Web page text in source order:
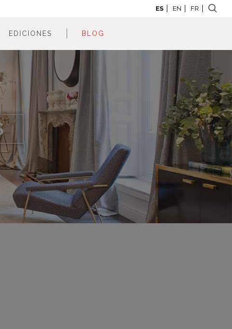
ES EN FR
EDICIONES
madrid 2025
madrid 2024
madrid 2023
madrid 2022
madrid 2021
madrid 2020
madrid 2019
madrid 2018
madrid 2017
madrid 2016
BLOG